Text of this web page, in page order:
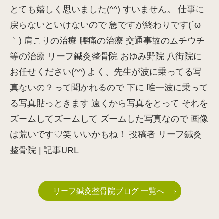
とても嬉しく思いました(^^) すいません。 仕事に
戻らないといけないので 急ですが終わりです(´ω
｀) 肩こりの治療 腰痛の治療 交通事故のムチウチ
等の治療 リーフ鍼灸整骨院 おゆみ野院 八街院に
お任せください(^^) よく、先生が波に乗ってる写
真ないの？って聞かれるので 下に 唯一波に乗って
る写真貼っときます 遠くから写真をとって それを
ズームしてズームして ズームした写真なので 画像
は荒いです♡笑 いいかもね！ 投稿者 リーフ鍼灸
整骨院 | 記事URL
リーフ鍼灸整骨院ブログ 一覧へ